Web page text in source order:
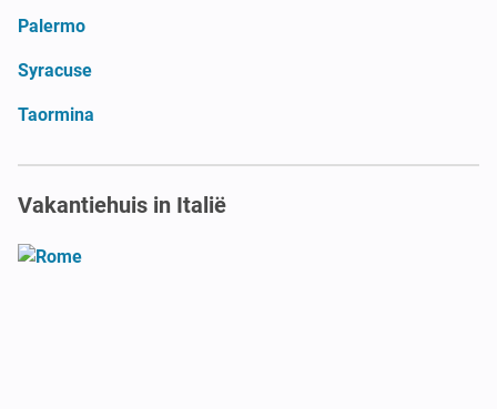
Palermo
Syracuse
Taormina
Vakantiehuis in Italië